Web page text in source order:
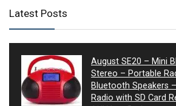
Latest Posts
August SE20 – Mini
Stereo – Portable
Bluetooth Speakers
Radio with SD Card